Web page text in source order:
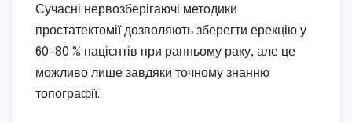
Сучасні нервозберігаючі методики
простатектомії дозволяють зберегти ерекцію у
60–80 % пацієнтів при ранньому раку, але це
можливо лише завдяки точному знанню
топографії.